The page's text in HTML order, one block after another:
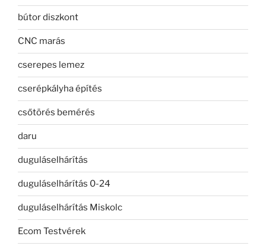
bútor diszkont
CNC marás
cserepes lemez
cserépkályha építés
csőtörés bemérés
daru
duguláselhárítás
duguláselhárítás 0-24
duguláselhárítás Miskolc
Ecom Testvérek